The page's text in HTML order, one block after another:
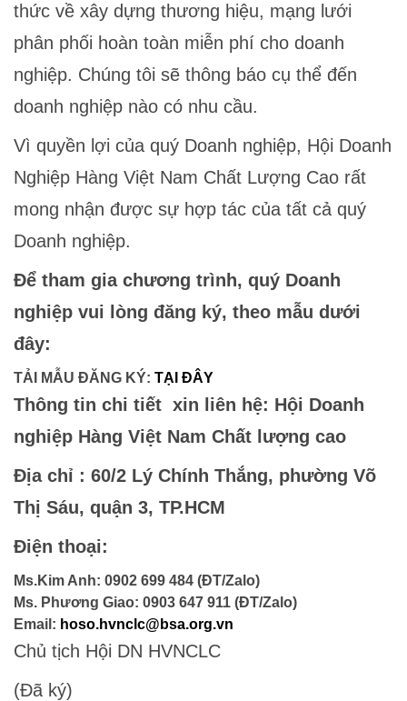
thức về xây dựng thương hiệu, mạng lưới
phân phối hoàn toàn miễn phí cho doanh
nghiệp. Chúng tôi sẽ thông báo cụ thể đến
doanh nghiệp nào có nhu cầu.
Vì quyền lợi của quý Doanh nghiệp, Hội Doanh
Nghiệp Hàng Việt Nam Chất Lượng Cao rất
mong nhận được sự hợp tác của tất cả quý
Doanh nghiệp.
Để tham gia chương trình, quý Doanh
nghiệp vui lòng đăng ký, theo mẫu dưới
đây:
TẢI MẪU ĐĂNG KÝ: TẠI ĐÂY
Thông tin chi tiết xin liên hệ: Hội Doanh
nghiệp Hàng Việt Nam Chất lượng cao
Địa chỉ : 60/2 Lý Chính Thắng, phường Võ
Thị Sáu, quận 3, TP.HCM
Điện thoại:
Ms.Kim Anh: 0902 699 484 (ĐT/Zalo)
Ms. Phương Giao: 0903 647 911 (ĐT/Zalo)
Email: hoso.hvnclc@bsa.org.vn
Chủ tịch Hội DN HVNCLC
(Đã ký)